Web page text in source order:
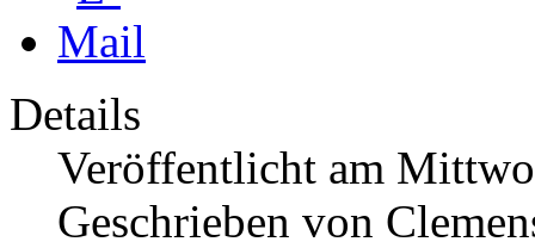
Details
Veröffentlicht am
Geschrieben von